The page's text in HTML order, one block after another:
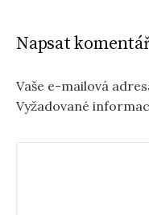
Napsat
Vaše e-mailová
Vyžadované